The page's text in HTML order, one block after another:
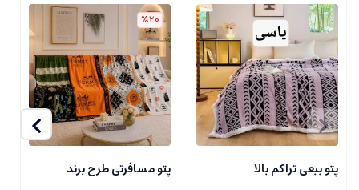
پتو ببعی تراکم بالا
%20
پتو مسافرتی طرح برند